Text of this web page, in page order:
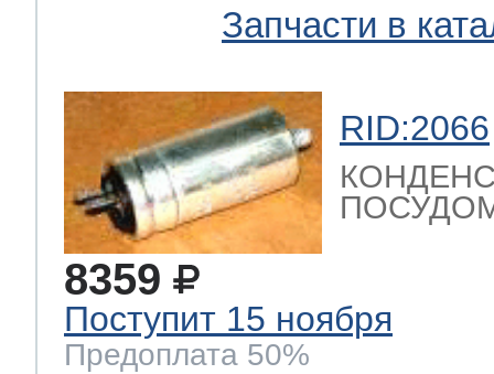
Запчасти в
RID:2066
8359
Поступит 15 ноября
Предоплата 50%